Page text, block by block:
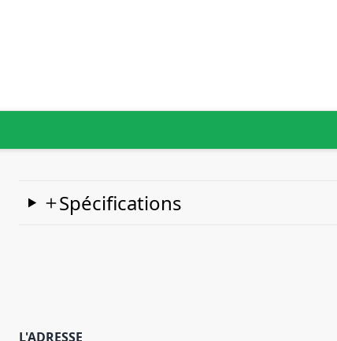
Spécifications
L'ADRESSE